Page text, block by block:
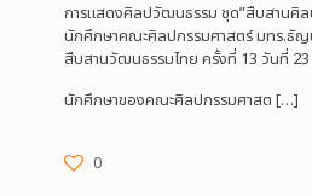
การแสดงศิลปวัฒนธรรม ชุด”สืบสานศิ
นักศึกษาคณะศิลปกรรมศาสตร์ มทร.ธัญ
สืบสานวัฒนธรรมไทย ครั้งที่ 13 วันที่ 23
นักศึกษาของคณะศิลปกรรมศาสต […]
0